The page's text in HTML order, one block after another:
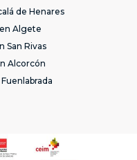
de Henares
Algete
San Rivas
Alcorcón